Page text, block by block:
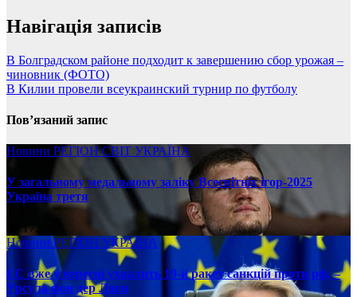
Навігація записів
В Болградском районе подходит к завершению сбор урожая –
чиновник (ФОТО)
В Килии провели всеукраинский турнир по футболу
Пов’язаний запис
Новини РЕГІОНСВІТ УКРАЇНА
У загальному медальному заліку Всесвітніх ігор-2025
Україна третя
08.17.2025
НовиниРЕГІОН УКРАЇНА
ЄС вже у вересні ухвалить 19-й ракет санкцій проти рф, –
Урсула фон дер Ляєн